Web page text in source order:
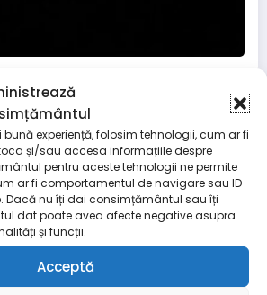
bună experiență, folosim tehnologii, cum ar fi
și/sau accesa informațiile despre
pentru aceste tehnologii ne permite
ar fi comportamentul de navigare sau ID-
Dacă nu îți dai consimțământul sau îți
dat poate avea afecte negative asupra
și funcții.
Acceptă
Rizea Wushu